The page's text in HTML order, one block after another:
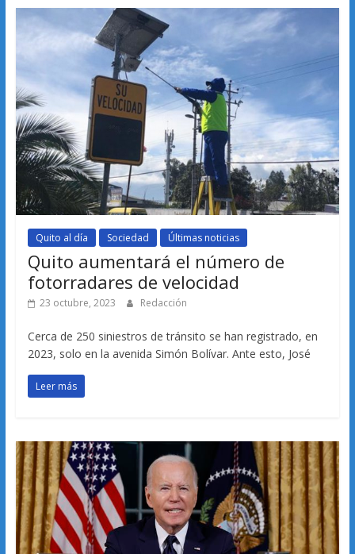
Quito al día Sociedad Últimas noticias
Quito aumentará el número de
fotorradares de velocidad
23 octubre, 2023 Redacción
Cerca de 250 siniestros de tránsito se han registrado, en
2023, solo en la avenida Simón Bolívar. Ante esto, José
Leer más